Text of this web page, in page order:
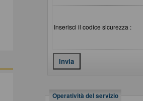
Inserisci il codice sicurezza :
Operatività del servizio